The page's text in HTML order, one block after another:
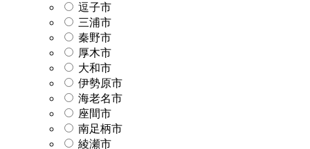
逗子市
三浦市
秦野市
厚木市
大和市
伊勢原市
海老名市
座間市
南足柄市
綾瀬市